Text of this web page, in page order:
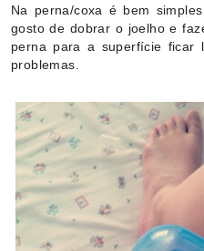
Na perna/coxa é bem
gosto de dobrar o joelho e
perna para a superfície ficar
problemas.